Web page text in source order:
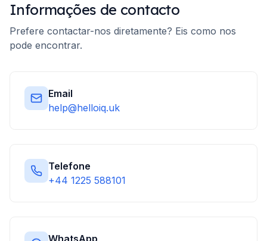
Informações de contacto
Prefere contactar-nos diretamente? Eis como nos
pode encontrar.
Email
help@helloiq.uk
Telefone
+44 1225 588101
WhatsApp